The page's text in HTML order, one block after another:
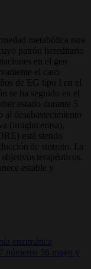
metabólica rara
patrón hereditario
en el gen
el caso
de EG tipo I en el
se ha seguido en el
estado durante 5
al desabastecimiento
(imiglucerasa),
está siendo
de sustrato. La
terapéuticos.
estable y
enzimática
números 56 mayo y